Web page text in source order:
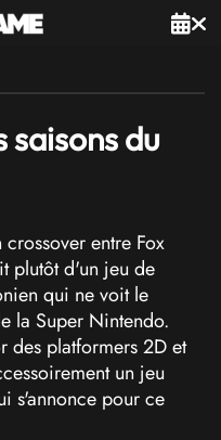
saisons du
entre Fox
plutôt d'un jeu de
qui ne voit le
la Super Nintendo.
des platformers 2D et
un jeu
s'annonce pour ce